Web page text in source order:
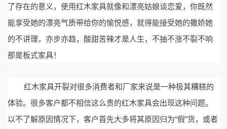
了存在的意义，使用红木家具就像和漂亮姑娘谈恋爱，你既然
能享受她的漂亮气质带给你的愉悦感，就得能接受她的撒娇她
的不讲理，亦步亦趋，酸甜苦辣才是人生， 不抽不涨不裂不响
那是板式家具！
红木家具开裂对很多消费者和厂家来说是一种极其糟糕的
体验。很多客户都不相信这么贵的红木家具会出现这种问题。
以不了解原因情况下，客户首先大多将其原因归为“假”货，或者